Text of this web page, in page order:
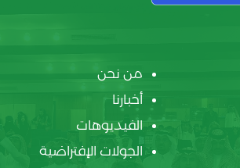
من نحن
أخبارنا
الفيديوهات
الجولات الإفتراضية